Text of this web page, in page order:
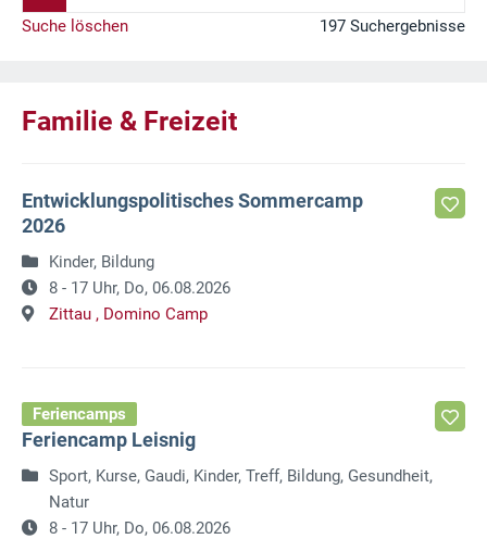
Suche löschen
197 Suchergebnisse
Familie & Freizeit
Entwicklungspolitisches Sommercamp
2026
Kinder, Bildung
8 - 17 Uhr, Do, 06.08.2026
Zittau , Domino Camp
Feriencamps
Feriencamp Leisnig
Sport, Kurse, Gaudi, Kinder, Treff, Bildung, Gesundheit,
Natur
8 - 17 Uhr, Do, 06.08.2026